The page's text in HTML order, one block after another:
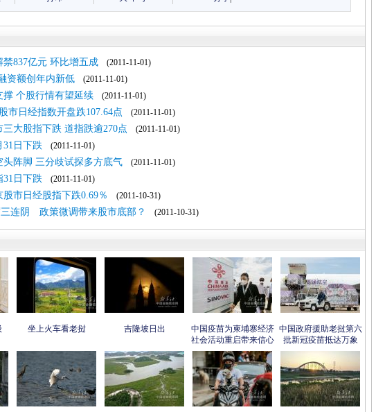
禁837亿元 环比增五成 (2011-11-01)
资额创年内新低 (2011-11-01)
撑 个股行情有望延续 (2011-11-01)
市日经指数开盘跌107.64点 (2011-11-01)
三大股指下跌 道指跌逾270点 (2011-11-01)
31日下跌 (2011-11-01)
头阵脚 三分歧试探多方底气 (2011-11-01)
31日下跌 (2011-11-01)
股市日经股指下跌0.69％
(2011-10-31)
连阴 政策微调带来股市底部？ (2011-10-31)
坐上火车看老挝 吉隆坡日出
中国疫苗为柬埔寨经济
社会活动重启带来信心
中国政府援助老挝第六
批新冠疫苗抵达万象